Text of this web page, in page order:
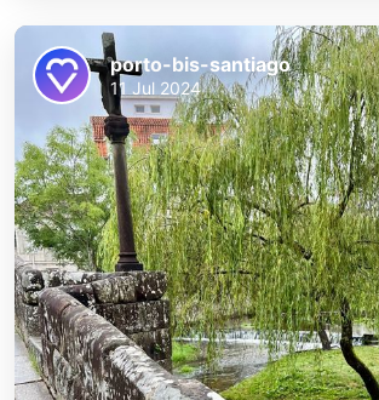
porto-bis-santiago
11 Jul 2024